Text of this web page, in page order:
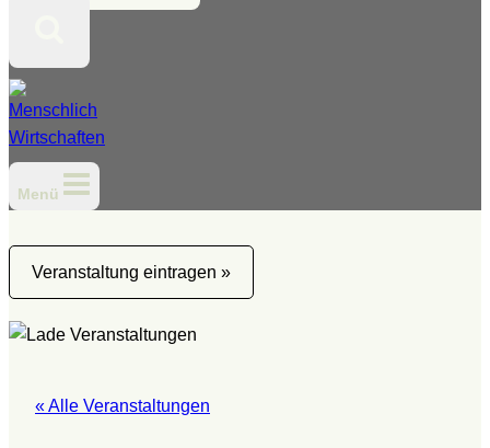
Menü
Veranstaltung eintragen »
« Alle Veranstaltungen